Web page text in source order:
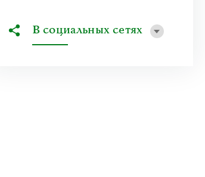
В социальных сетях